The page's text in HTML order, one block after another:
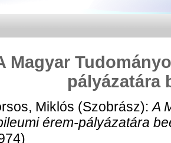
Magyar
pályázatára
Miklós (Szobrász):A
érem-pályázatára